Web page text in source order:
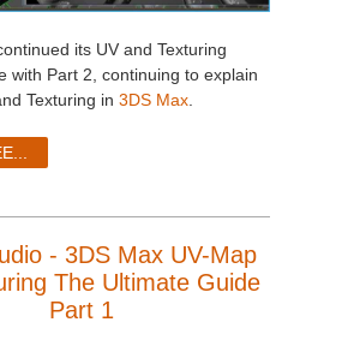
its UV and Texturing
with Part 2, continuing to explain
Texturing in 3DS Max
- 3DS Max UV-Map
The Ultimate Guide
Part 1